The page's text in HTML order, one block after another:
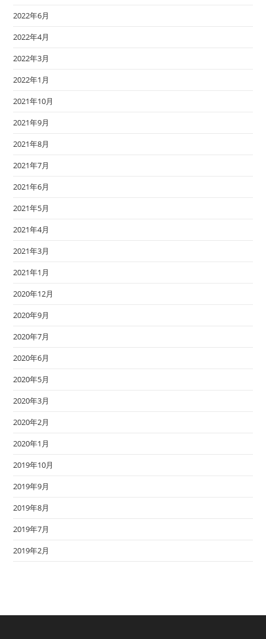
2022年6月
2022年4月
2022年3月
2022年1月
2021年10月
2021年9月
2021年8月
2021年7月
2021年6月
2021年5月
2021年4月
2021年3月
2021年1月
2020年12月
2020年9月
2020年7月
2020年6月
2020年5月
2020年3月
2020年2月
2020年1月
2019年10月
2019年9月
2019年8月
2019年7月
2019年2月